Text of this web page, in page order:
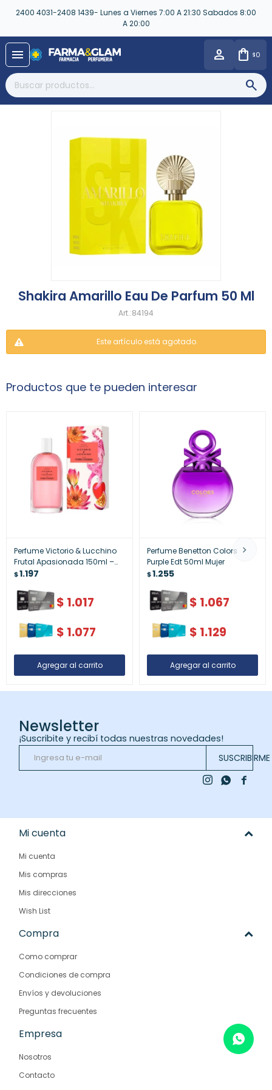
2400 4031-2408 1439- Lunes a Viernes 7:00 A 21:30 Sabados 8:00
A 20:00
menu $0
Shakira Amarillo Eau De Parfum 50 Ml
84194
Este artículo está agotado.
Productos que te pueden interesar
Perfume Victorio & Lucchino
Frutal Apasionada 150ml –
Aroma Femenino y Vibrante
$1.197
$ 1.017
$ 1.077
Perfume Benetton Colors
Purple Edt 50ml Mujer
$1.255
$ 1.067
$ 1.129
Newsletter
¡Suscribite y recibí todas nuestras novedades!
SUSCRIBIRME

 
Mi cuenta
Mi cuenta
Mis compras
Mis direcciones
Wish List
Compra
Como comprar
Condiciones de compra
Envíos y devoluciones
Preguntas frecuentes
Empresa
Nosotros
Contacto